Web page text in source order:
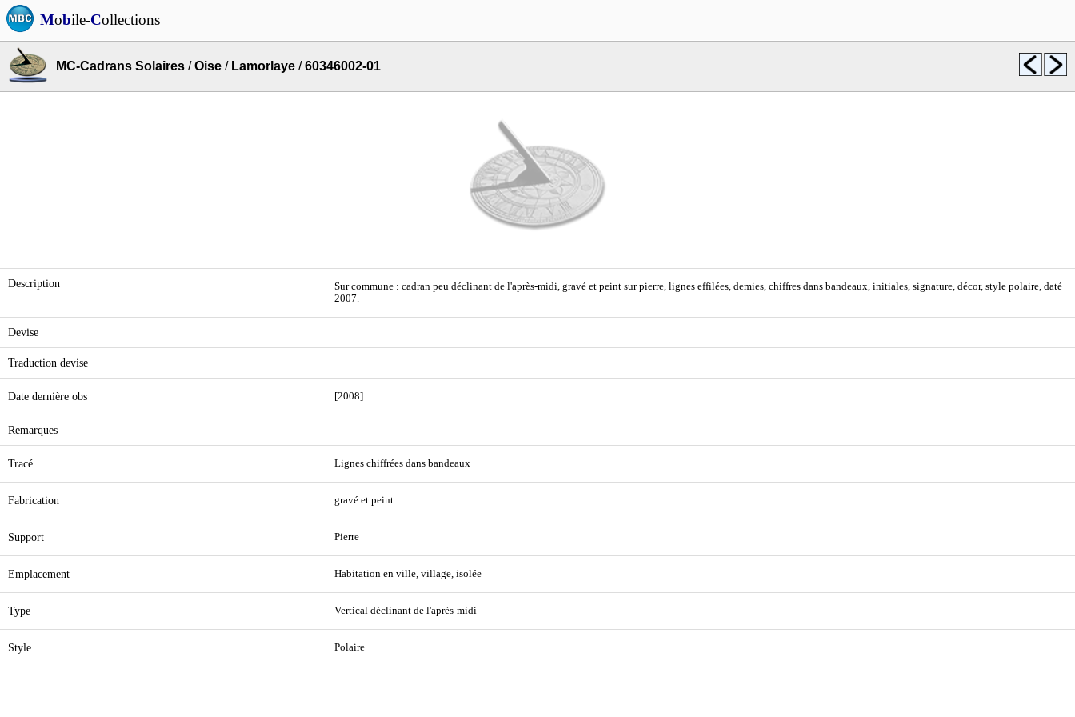
Mobile-Collections
MC-Cadrans Solaires /Oise / Lamorlaye /60346002-01
Description
Sur commune : cadran peu déclinant de l'après-midi, gravé et peint sur pierre, lignes effilées, demies, chiffres dans bandeaux, initiales, signature, décor, style polaire, daté
2007.
Devise
Traduction devise
Date dernière obs [2008]
Remarques
Tracé Lignes chiffrées dans bandeaux
Fabrication gravé et peint
Support Pierre
Emplacement Habitation en ville, village, isolée
Type Vertical déclinant de l'après-midi
Style Polaire